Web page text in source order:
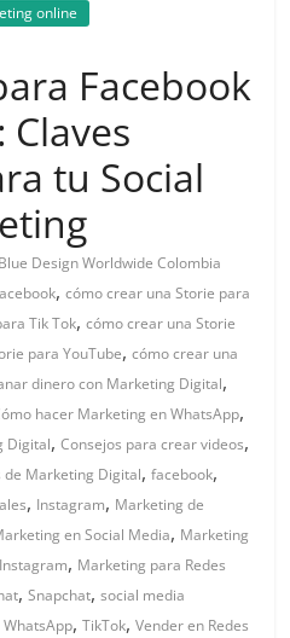
online
Facebook
tu Social
Design Worldwide Colombia
,cómo crear una Storie para
Tik Tok,cómo crear una Storie
para YouTube,cómo crear una
dinero con Marketing Digital,
hacer Marketing en WhatsApp,
Digital,Consejos para crear videos,
de Marketing Digital,facebook,
, Instagram, Marketing de
en Social Media, Marketing
, Marketing para Redes
,Snapchat,social media
,TikTok,Vender en Redes